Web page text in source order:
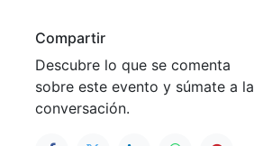
Compartir
Descubre lo que se comenta
sobre este evento y súmate a la
conversación.